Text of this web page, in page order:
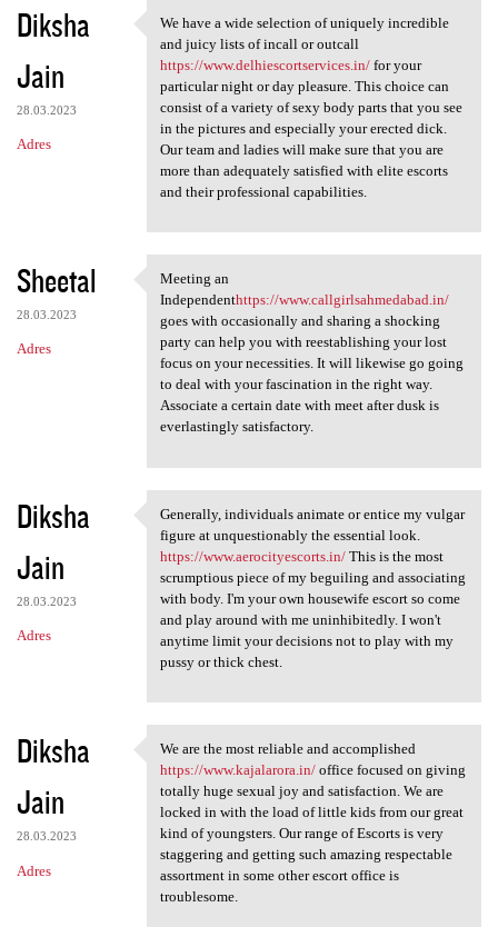
Diksha
Jain
28.03.2023
Adres
We have a wide selection of
We have a wide selection of uniquely incredible
and juicy lists of incall or outcall
https://www.delhiescortservices.in/for your
particular night or day pleasure. This choice can
consist of a variety of sexy body parts that you see
in the pictures and especially your erected dick.
Our team and ladies will make sure that you are
more than adequately satisfied with elite escorts
and their professional capabilities.
Sheetal
28.03.2023
Adres
Meeting an Independenthttps:/
Meeting an
Independenthttps://www.callgirlsahmedabad.in/
goes with occasionally and sharing a shocking
party can help you with reestablishing your lost
focus on your necessities. It will likewise go going
to deal with your fascination in the right way.
Associate a certain date with meet after dusk is
everlastingly satisfactory.
Diksha
Jain
28.03.2023
Adres
Generally, individuals
Generally, individuals animate or entice my vulgar
figure at unquestionably the essential look.
https://www.aerocityescorts.in/This is the most
scrumptious piece of my beguiling and associating
with body. I'm your own housewife escort so come
and play around with me uninhibitedly. I won't
anytime limit your decisions not to play with my
pussy or thick chest.
Diksha
Jain
28.03.2023
Adres
We are the most reliable and
We are the most reliable and accomplished
https://www.kajalarora.in/office focused on giving
totally huge sexual joy and satisfaction. We are
locked in with the load of little kids from our great
kind of youngsters. Our range of Escorts is very
staggering and getting such amazing respectable
assortment in some other escort office is
troublesome.